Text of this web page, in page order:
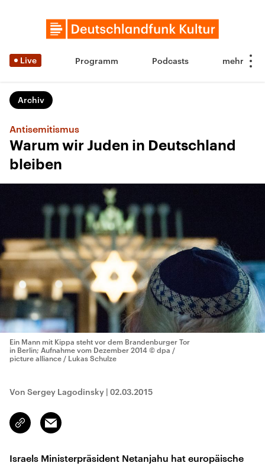
Live Programm Podcasts
Archiv
Antisemitismus
Warum wir Juden in Deutschland
bleiben
Ein Mann mit Kippa steht vor dem Brandenburger Tor
in Berlin; Aufnahme vom Dezember 2014 © dpa /
picture alliance / Lukas Schulze
Von Sergey Lagodinsky | 02.03.2015
Link
kopieren/teilen
Email
Israels Ministerpräsident Netanjahu hat europäische